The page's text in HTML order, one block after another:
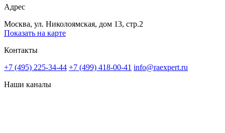
Адрес
Москва, ул. Николоямская, дом 13, стр.2
Показать на карте
Контакты
+7 (495) 225-34-44 +7 (499) 418-00-41 info@raexpert.ru
Наши каналы